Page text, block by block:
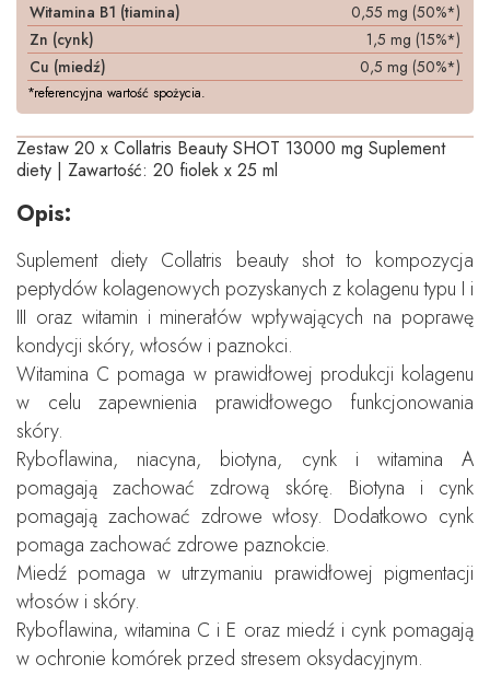
Witamina B1 (tiamina)
0,55 mg (50%*)
Zn (cynk)
1,5 mg (15%*)
Cu (miedź)
0,5 mg (50%*)
*referencyjna wartość spożycia.
Zestaw 20 x Collatris Beauty SHOT 13000 mg Suplement
diety | Zawartość: 20 fiolek x 25 ml
Opis:
Suplement diety Collatris beauty shot to kompozycja
peptydów kolagenowych pozyskanych z kolagenu typu I i
III oraz witamin i minerałów wpływających na poprawę
kondycji skóry, włosów i paznokci.
Witamina C pomaga w prawidłowej produkcji kolagenu
w celu zapewnienia prawidłowego funkcjonowania
skóry.
Ryboflawina, niacyna, biotyna, cynk i witamina A
pomagają zachować zdrową skórę. Biotyna i cynk
pomagają zachować zdrowe włosy. Dodatkowo cynk
pomaga zachować zdrowe paznokcie.
Miedź pomaga w utrzymaniu prawidłowej pigmentacji
włosów i skóry.
Ryboflawina, witamina C i E oraz miedź i cynk pomagają
w ochronie komórek przed stresem oksydacyjnym.